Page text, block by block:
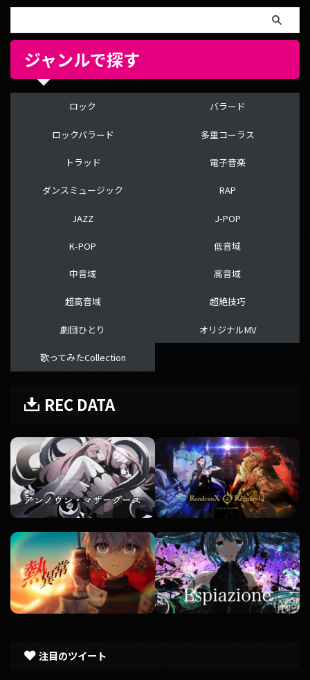
ジャンルで探す
ロック
ロックバラード
トラッド
ダンスミュージック
JAZZ
K-POP
中音域
超高音域
劇団ひとり
歌ってみたCollection
バラード
多重コーラス
電子音楽
RAP
J-POP
低音域
高音域
超絶技巧
オリジナルMV
REC DATA
注目のツイート